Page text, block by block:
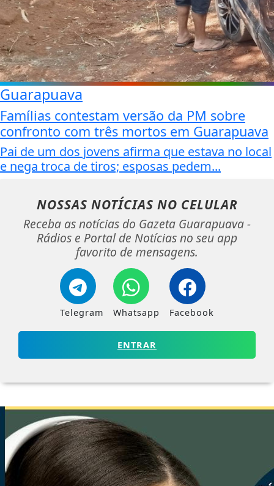
Guarapuava
Famílias contestam versão da PM sobre
confronto com três mortos em Guarapuava
Pai de um dos jovens afirma que estava no local
e nega troca de tiros; esposas pedem...
NOSSAS NOTÍCIAS NO CELULAR
Receba as notícias do Gazeta Guarapuava -
Rádios e Portal de Notícias no seu app
favorito de mensagens.
Telegram Whatsapp Facebook
ENTRAR